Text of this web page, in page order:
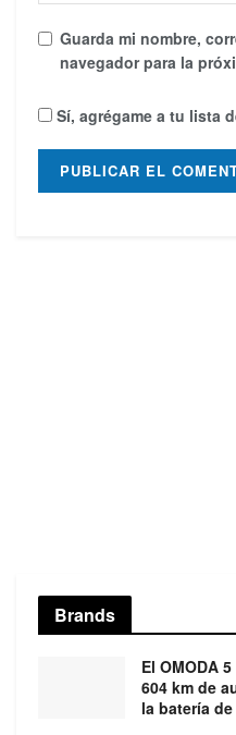
Guarda mi nombre,
navegador para la
Sí, agrégame a tu lista
Brands
El OMODA
604 km de
la batería